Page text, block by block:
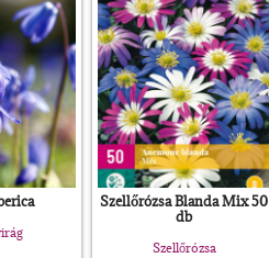
Szellőrózsa Blanda Mix 50
db
Szellőrózsa